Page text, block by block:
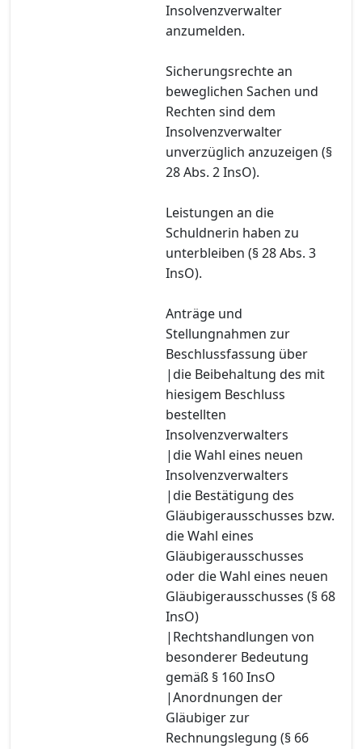
Insolvenzverwalter
anzumelden.
Sicherungsrechte an
beweglichen Sachen und
Rechten sind dem
Insolvenzverwalter
unverzüglich anzuzeigen (§
28 Abs. 2 InsO).
Leistungen an die
Schuldnerin haben zu
unterbleiben (§ 28 Abs. 3
InsO).
Anträge und
Stellungnahmen zur
Beschlussfassung über
|die Beibehaltung des mit
hiesigem Beschluss
bestellten
Insolvenzverwalters
|die Wahl eines neuen
Insolvenzverwalters
|die Bestätigung des
Gläubigerausschusses bzw.
die Wahl eines
Gläubigerausschusses
oder die Wahl eines neuen
Gläubigerausschusses (§ 68
InsO)
|Rechtshandlungen von
besonderer Bedeutung
gemäß § 160 InsO
|Anordnungen der
Gläubiger zur
Rechnungslegung (§ 66